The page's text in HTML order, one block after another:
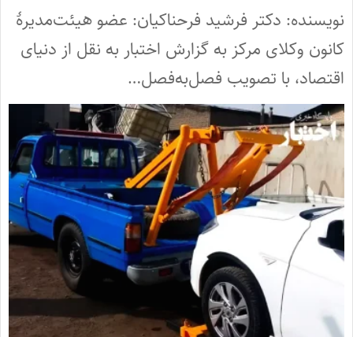
نویسنده: دکتر فرشید فرحناکیان: عضو هیئت‌مدیرۀ
کانون وکلای مرکز به گزارش اختبار به نقل از دنیای
اقتصاد، با تصویب فصل‌به‌فصل…